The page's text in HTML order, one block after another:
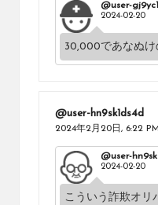
@user-
2024-02-20
30,000であなぬけ
@user-hn9sk1ds4d
2024年2月20日, 6:22 PM
@user-
2024-02-20
こういう詐欺オリ